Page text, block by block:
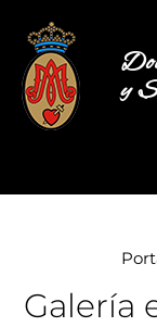
y
Galería